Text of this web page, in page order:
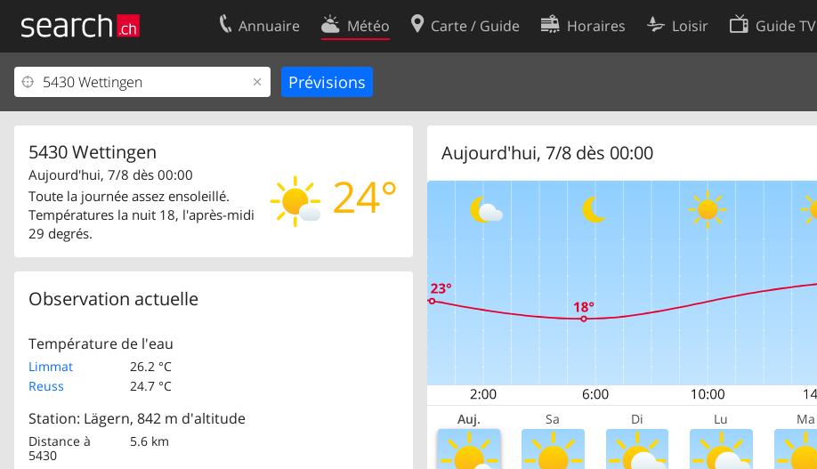
Annuaire Météo Carte / Guide Horaires Loisir Guide TV
5430 Wettingen
24°
Aujourd'hui, 7/8 dès 00:00
Toute la journée assez ensoleillé.
Températures la nuit 18, l'après-midi
29 degrés.
Observation actuelle
Température de l'eau
Limmat
26.2 °C
Reuss
24.7 °C
Station: Lägern, 842 m d'altitude
Distance à
5430
5.6 km
Aujourd'hui, 7/8 dès 00:00
Auj. Sa Di Lu Ma
Votre inscription
Centre clients
Contact
Conditions d’utilisation
Préférences de cookies